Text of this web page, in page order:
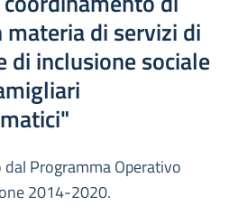
di servizi di
di inclusione sociale
Programma Operativo
2014-2020.